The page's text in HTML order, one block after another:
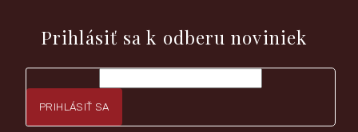
Prihlásiť sa k odberu noviniek
PRIHLÁSIŤ SA